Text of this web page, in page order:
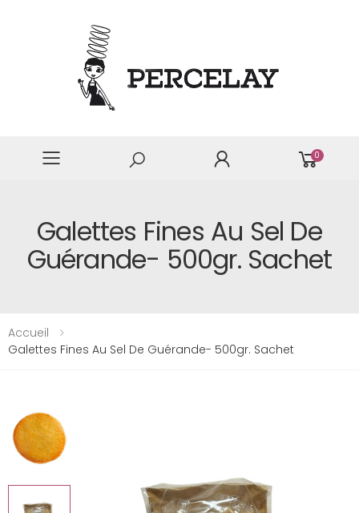
0
Galettes Fines Au Sel De
Guérande- 500gr. Sachet
Accueil
Galettes Fines Au Sel De Guérande- 500gr. Sachet